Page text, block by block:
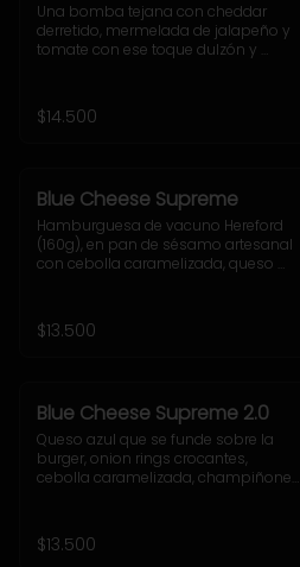
Una bomba tejana con cheddar
derretido, mermelada de jalapeño y
tomate con ese toque dulzón y
crocante y nuestra poderosa
sriracha BBQ.
$14.500
Blue Cheese Supreme
Hamburguesa de vacuno Hereford
(160g), en pan de sésamo artesanal
con cebolla caramelizada, queso
acompañamiento a elección.
$13.500
Blue Cheese Supreme 2.0
Queso azul que se funde sobre la
burger, onion rings crocantes,
cebolla caramelizada, champiñones
la cabeza.
$13.500